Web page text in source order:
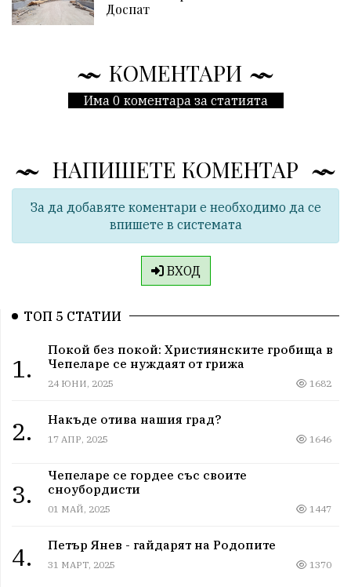
Доспат
КОМЕНТАРИ
Има 0 коментара за статията
НАПИШЕТЕ КОМЕНТАР
За да добавяте коментари е необходимо да се
впишете в системата
ВХОД
ТОП 5 СТАТИИ
1.
Покой без покой: Християнските гробища в
Чепеларе се нуждаят от грижа
24 ЮНИ, 2025 1682
2. Накъде отива нашия град?
17 АПР, 2025 1646
3.
Чепеларе се гордее със своите
сноубордисти
01 МАЙ, 2025 1447
4. Петър Янев - гайдарят на Родопите
31 МАРТ, 2025 1370